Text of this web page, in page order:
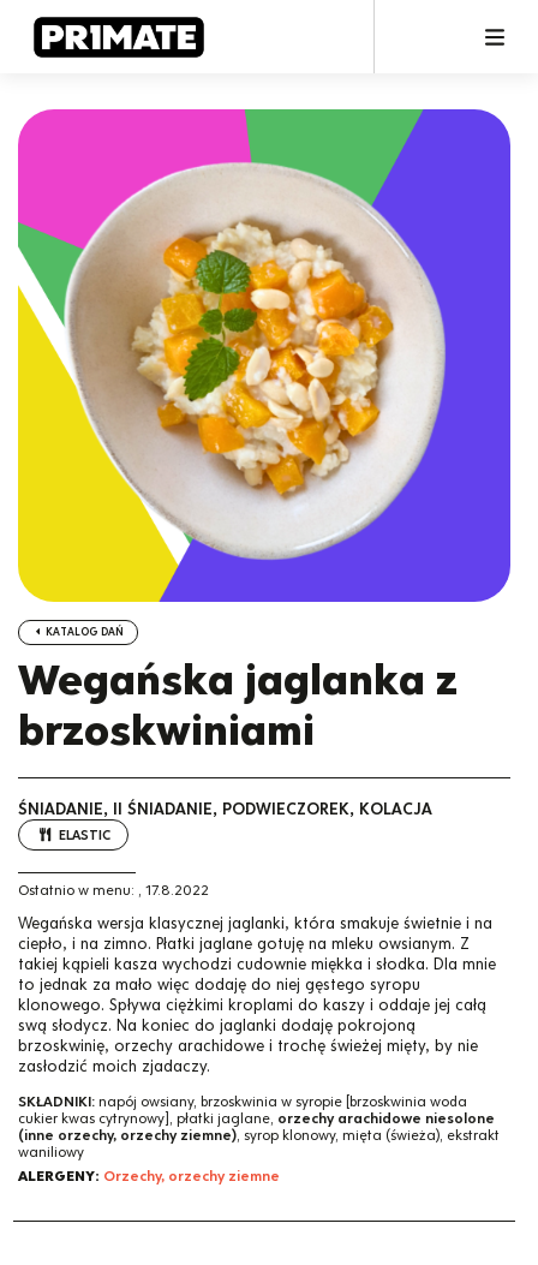
KATALOG DAŃ
Wegańska jaglanka z
brzoskwiniami
ŚNIADANIE, II ŚNIADANIE, PODWIECZOREK, KOLACJA
ELASTIC
Ostatnio w menu: , 17.8.2022
Wegańska wersja klasycznej jaglanki, która smakuje świetnie i na
ciepło, i na zimno. Płatki jaglane gotuję na mleku owsianym. Z
takiej kąpieli kasza wychodzi cudownie miękka i słodka. Dla mnie
to jednak za mało więc dodaję do niej gęstego syropu
klonowego. Spływa ciężkimi kroplami do kaszy i oddaje jej całą
swą słodycz. Na koniec do jaglanki dodaję pokrojoną
brzoskwinię, orzechy arachidowe i trochę świeżej mięty, by nie
zasłodzić moich zjadaczy.
SKŁADNIKI: napój owsiany, brzoskwinia w syropie [brzoskwinia woda
cukier kwas cytrynowy], płatki jaglane, orzechy arachidowe niesolone
(inne orzechy, orzechy ziemne), syrop klonowy, mięta (świeża), ekstrakt
waniliowy
ALERGENY: Orzechy, orzechy ziemne